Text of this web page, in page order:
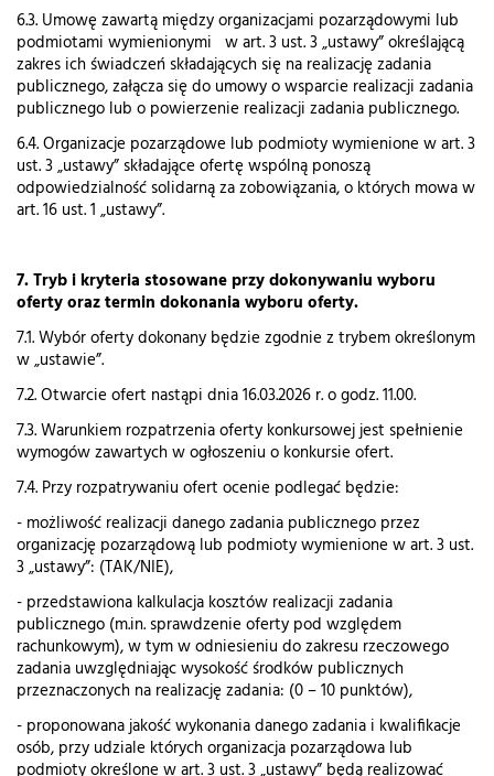
6.3. Umowę zawartą między organizacjami pozarządowymi lub
podmiotami wymienionymi w art. 3 ust. 3 „ustawy” określającą
zakres ich świadczeń składających się na realizację zadania
publicznego, załącza się do umowy o wsparcie realizacji zadania
publicznego lub o powierzenie realizacji zadania publicznego.
6.4. Organizacje pozarządowe lub podmioty wymienione w art. 3
ust. 3 „ustawy” składające ofertę wspólną ponoszą
odpowiedzialność solidarną za zobowiązania, o których mowa w
art. 16 ust. 1 „ustawy”.
7. Tryb i kryteria stosowane przy dokonywaniu wyboru
oferty oraz termin dokonania wyboru oferty.
7.1. Wybór oferty dokonany będzie zgodnie z trybem określonym
w „ustawie”.
7.2. Otwarcie ofert nastąpi dnia 16.03.2026 r. o godz. 11.00.
7.3. Warunkiem rozpatrzenia oferty konkursowej jest spełnienie
wymogów zawartych w ogłoszeniu o konkursie ofert.
7.4. Przy rozpatrywaniu ofert ocenie podlegać będzie:
- możliwość realizacji danego zadania publicznego przez
organizację pozarządową lub podmioty wymienione w art. 3 ust.
3 „ustawy”: (TAK/NIE),
- przedstawiona kalkulacja kosztów realizacji zadania
publicznego (m.in. sprawdzenie oferty pod względem
rachunkowym), w tym w odniesieniu do zakresu rzeczowego
zadania uwzględniając wysokość środków publicznych
przeznaczonych na realizację zadania: (0 – 10 punktów),
- proponowana jakość wykonania danego zadania i kwalifikacje
osób, przy udziale których organizacja pozarządowa lub